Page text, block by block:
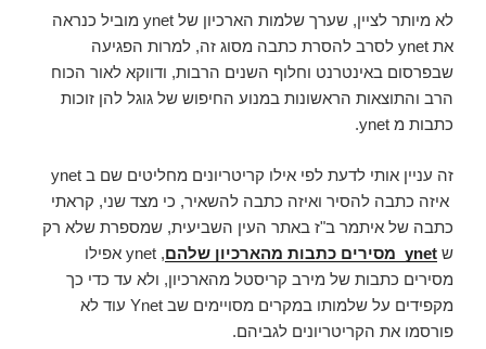
לא מיותר לציין, שערך שלמות הארכיון של ynet מוביל כנראה
את ynet לסרב להסרת כתבה מסוג זה, למרות הפגיעה
שבפרסום באינטרנט וחלוף השנים הרבות, ודווקא לאור הכוח
הרב והתוצאות הראשונות במנוע החיפוש של גוגל להן זוכות
כתבות מ ynet.
זה עניין אותי לדעת לפי אילו קריטריונים מחליטים שם ב ynet
איזה כתבה להסיר ואיזה כתבה להשאיר, כי מצד שני, קראתי
כתבה של איתמר ב"ז באתר העין השביעית, שמספרת שלא רק
ש ynet מסירים כתבות מהארכיון שלהם
, ynet אפילו
מסירים כתבות של מירב קריסטל מהארכיון, ולא עד כדי כך
מקפידים על שלמותו במקרים מסויימים שב Ynet עוד לא
פורסמו את הקריטריונים לגביהם.